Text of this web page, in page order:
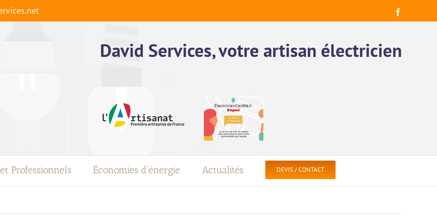
David Services, votre artisan électricien
Professionnels Économies d’énergie Actualités DEVIS / CONTACT